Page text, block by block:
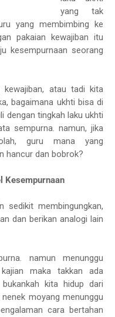
yang tak
yang membimbing ke
pakaian kewajiban itu
kesempurnaan seorang
kewajiban, atau tadi kita
bagaimana ukhti bisa di
dengan tingkah laku ukhti
sempurna. namun, jika
guru mana yang
hancur dan bobrok?
Kesempurnaan
sedikit membingungkan,
dan berikan analogi lain
namun menunggu
maka takkan ada
kita hidup dari
moyang menunggu
cara bertahan